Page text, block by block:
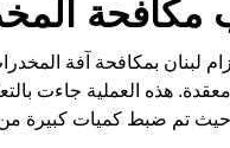
مكافحة
لبنان بمكافحة آفة
هذه العملية جاءت
حيث تم ضبط كميات كبيرة